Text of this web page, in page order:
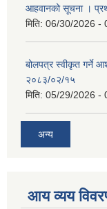
आहवानको सूचना ।
मिति: 06/30/2026 -
बोलपत्र स्वीकृत गर्ने
२०८३/०२/१५
मिति: 05/29/2026 -
अन्य
आय व्यय